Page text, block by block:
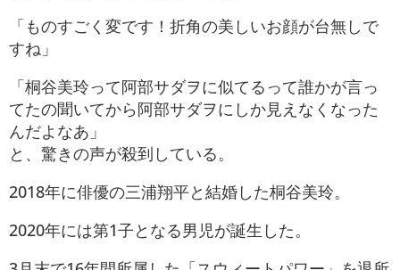
「ものすごく変です！折角の美しいお顔が台無しで
すね」
「桐谷美玲って阿部サダヲに似てるって誰かが言っ
てたの聞いてから阿部サダヲにしか見えなくなった
んだよなあ」
と、驚きの声が殺到している。
2018年に俳優の三浦翔平と結婚した桐谷美玲。
2020年には第1子となる男児が誕生した。